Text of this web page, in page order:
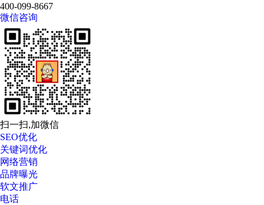
400-099-8667
微信咨询
扫一扫,加微信
SEO优化
关键词优化
网络营销
品牌曝光
软文推广
电话